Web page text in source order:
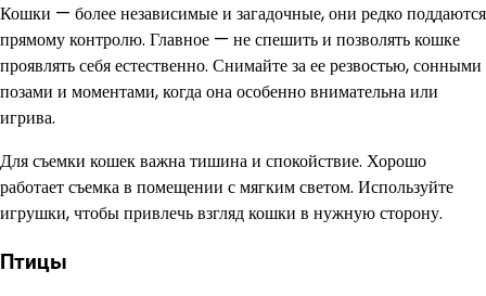
Кошки — более независимые и загадочные, они редко поддаются
прямому контролю. Главное — не спешить и позволять кошке
проявлять себя естественно. Снимайте за ее резвостью, сонными
позами и моментами, когда она особенно внимательна или
игрива.
Для съемки кошек важна тишина и спокойствие. Хорошо
работает съемка в помещении с мягким светом. Используйте
игрушки, чтобы привлечь взгляд кошки в нужную сторону.
Птицы